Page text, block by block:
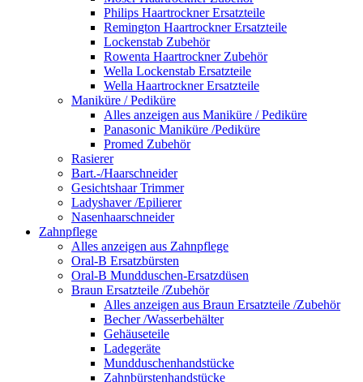
Philips Haartrockner Ersatzteile
Remington Haartrockner Ersatzteile
Lockenstab Zubehör
Rowenta Haartrockner Zubehör
Wella Lockenstab Ersatzteile
Wella Haartrockner Ersatzteile
Maniküre / Pediküre
Alles anzeigen aus Maniküre / Pediküre
Panasonic Maniküre /Pediküre
Promed Zubehör
Rasierer
Bart.-/Haarschneider
Gesichtshaar Trimmer
Ladyshaver /Epilierer
Nasenhaarschneider
Zahnpflege
Alles anzeigen aus Zahnpflege
Oral-B Ersatzbürsten
Oral-B Mundduschen-Ersatzdüsen
Braun Ersatzteile /Zubehör
Alles anzeigen aus Braun Ersatzteile /Zubehör
Becher /Wasserbehälter
Gehäuseteile
Ladegeräte
Mundduschenhandstücke
Zahnbürstenhandstücke